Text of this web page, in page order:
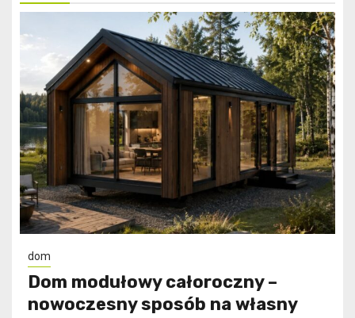
dom
Dom modułowy całoroczny –
nowoczesny sposób na własny